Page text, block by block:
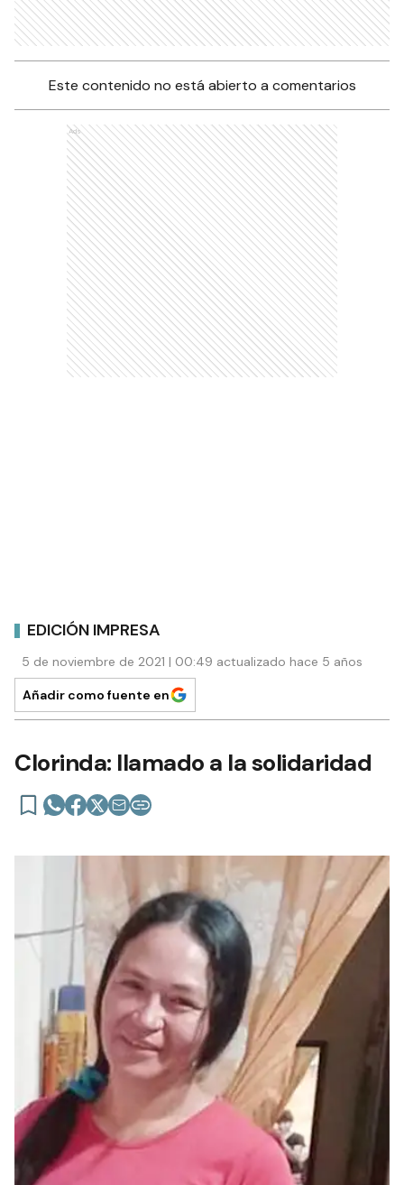
Este contenido no está abierto a comentarios
Ads
EDICIÓN IMPRESA
5 de noviembre de 2021 | 00:49 actualizado hace 5 años
Añadir como fuente en
Clorinda: llamado a la solidaridad